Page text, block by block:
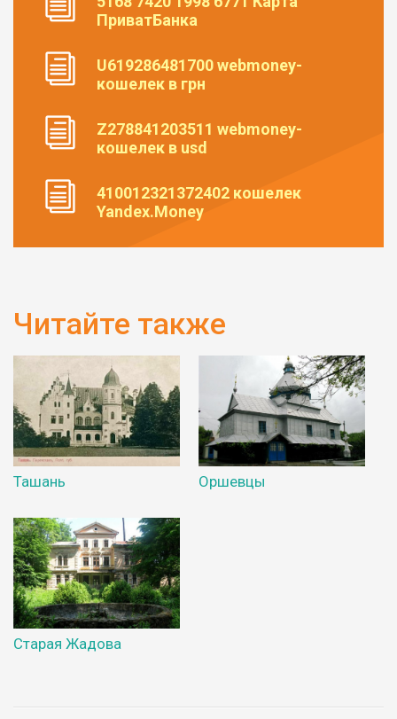
ПриватБанка
U619286481700 webmoney-
кошелек в грн
Z278841203511 webmoney-
кошелек в usd
410012321372402 кошелек
Yandex.Money
Читайте также
Ташань Оршевцы
Старая Жадова